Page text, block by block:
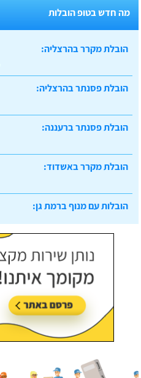
מה חדש בטופ הובלות
הובלת מקרר בהרצליה:
הובלת פסנתר בהרצליה:
הובלת פסנתר ברעננה:
הובלת מקרר באשדוד:
הובלות עם מנוף ברמת גן: